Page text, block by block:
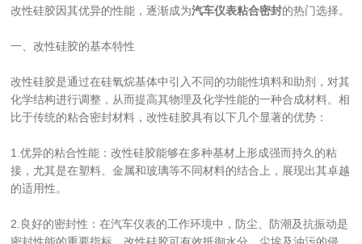
改性硅胶因其优异的性能，逐渐成为汽车仪表粘合密封的热门选择。
一、改性硅胶的基本特性
改性硅胶是通过在硅氧烷基体中引入不同的功能性填料和助剂，对其
化学结构进行调整，从而提高其物理及化学性能的一种合成材料。相
比于传统的粘合密封材料，改性硅胶具有以下几个显著的优势：
1.优异的粘合性能：改性硅胶能够在多种基材上形成强而持久的粘
接，尤其是在塑料、金属和玻璃等不同材料的结合上，展现出其卓越
的适用性。
2.良好的密封性：在汽车仪表的工作环境中，防尘、防潮及抗振动是